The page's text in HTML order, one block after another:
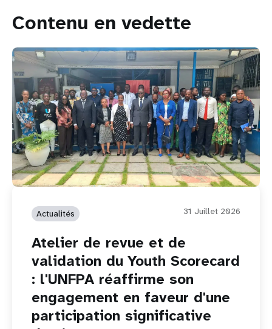
Contenu en vedette
Actualités 31 Juillet 2026
Atelier de revue et de
validation du Youth Scorecard
: l'UNFPA réaffirme son
engagement en faveur d'une
participation significative